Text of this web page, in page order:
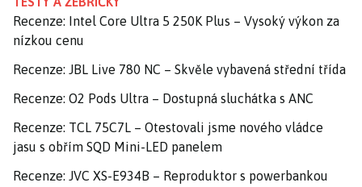
Recenze: Intel Core Ultra 5 250K Plus – Vysoký výkon za
nízkou cenu
Recenze: JBL Live 780 NC – Skvěle vybavená střední třída
Recenze: O2 Pods Ultra – Dostupná sluchátka s ANC
Recenze: TCL 75C7L – Otestovali jsme nového vládce
jasu s obřím SQD Mini-LED panelem
Recenze: JVC XS-E934B – Reproduktor s powerbankou